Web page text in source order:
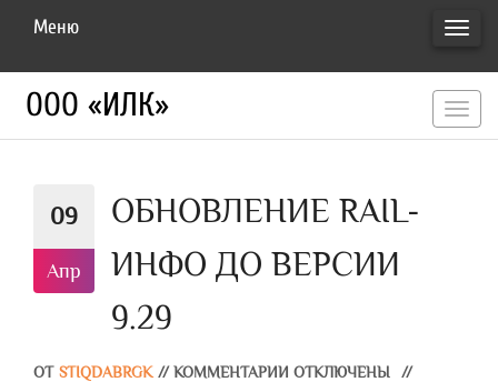
Меню
ООО «ИЛК»
09
Апр
ОБНОВЛЕНИЕ RAIL-
ИНФО ДО ВЕРСИИ
9.29
ОТ STIQDABRGK // КОММЕНТАРИИ ОТКЛЮЧЕНЫ
//